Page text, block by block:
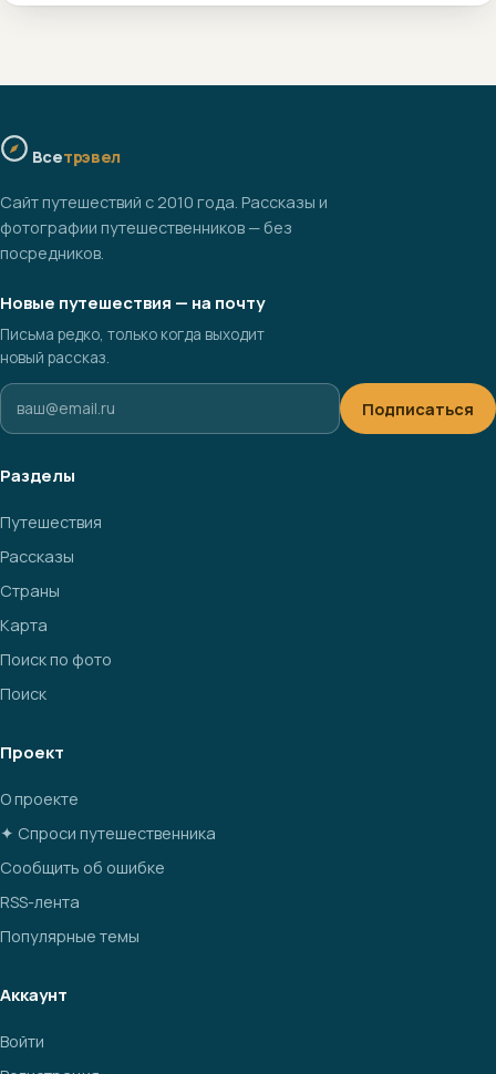
Всетрэвел
Сайт путешествий с 2010 года. Рассказы и
фотографии путешественников — без
посредников.
Новые путешествия — на почту
Письма редко, только когда выходит
новый рассказ.
Подписаться
Разделы
Путешествия
Рассказы
Страны
Карта
Поиск по фото
Поиск
Проект
О проекте
✦ Спроси путешественника
Сообщить об ошибке
RSS-лента
Популярные темы
Аккаунт
Войти